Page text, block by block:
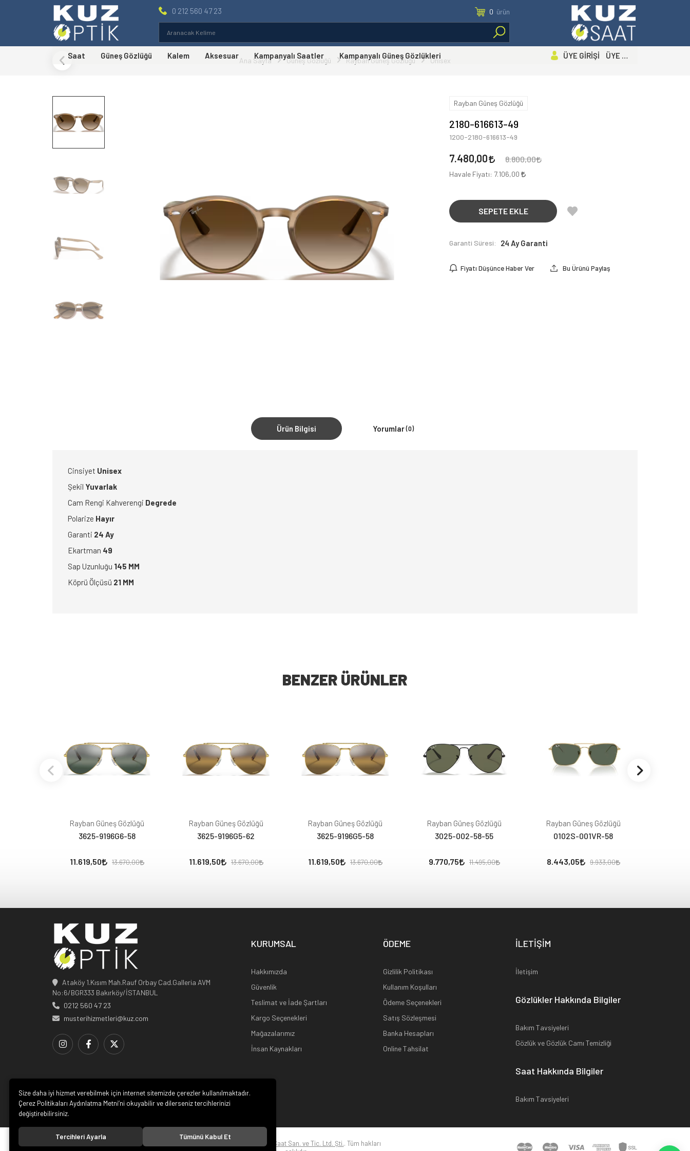
0 212 560 47 23 0 ürün
Saat Güneş Gözlüğü Kalem Aksesuar Kampanyalı Saatler Kampanyalı Güneş Gözlükleri ÜYE GİRİŞİ ÜYE OL
Ana Sayfa Güneş Gözlüğü Rayban Güneş Gözlüğü Unisex
Rayban Güneş Gözlüğü
2180-616613-49
1200-2180-616613-49
7.480,00 8.800,00
Havale Fiyatı: 7.106,00
SEPETE EKLE
Garanti Süresi: 24 Ay Garanti
Fiyatı Düşünce Haber Ver Bu Ürünü Paylaş
Ürün Bilgisi Yorumlar(0)
Cinsiyet Unisex
Şekil Yuvarlak
Cam Rengi Kahverengi Degrede
Polarize Hayır
Garanti 24 Ay
Ekartman 49
Sap Uzunluğu 145 MM
Köprü Ölçüsü 21 MM
BENZER ÜRÜNLER
Rayban Güneş Gözlüğü
3625-9196G6-58
11.619,50 13.670,00
Rayban Güneş Gözlüğü
3625-9196G5-62
11.619,50 13.670,00
Rayban Güneş Gözlüğü
3625-9196G5-58
11.619,50 13.670,00
Rayban Güneş Gözlüğü
3025-002-58-55
9.770,75 11.495,00
Rayban Güneş Gözlüğü
0102S-001VR-58
8.443,05 9.933,00
Ataköy 1.Kısım Mah.Rauf Orbay Cad.Galleria AVM
No:6/BGR333 Bakırköy/İSTANBUL
0212 560 47 23
musterihizmetleri@kuz.com
KURUMSAL
Hakkımızda
Güvenlik
Teslimat ve İade Şartları
Kargo Seçenekleri
Mağazalarımız
İnsan Kaynakları
ÖDEME
Gizlilik Politikası
Kullanım Koşulları
Ödeme Seçenekleri
Satış Sözleşmesi
Banka Hesapları
Online Tahsilat
İLETİŞİM
İletişim
Gözlükler Hakkında Bilgiler
Bakım Tavsiyeleri
Gözlük ve Gözlük Camı Temizliği
Saat Hakkında Bilgiler
Bakım Tavsiyeleri
Kuz Optik ve Saat San. ve Tic. Ltd. Şti.. Tüm hakları
Size daha iyi hizmet verebilmek için internet sitemizde çerezler kullanılmaktadır.
Çerez Politikaları Aydınlatma Metni’ni okuyabilir ve dilerseniz tercihlerinizi
değiştirebilirsiniz.
Tercihleri Ayarla Tümünü Kabul Et